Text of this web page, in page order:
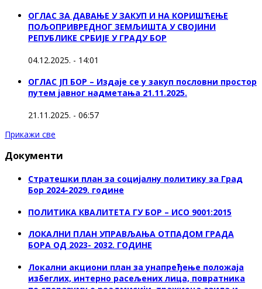
ОГЛАС ЗА ДАВАЊЕ У ЗАКУП И НА КОРИШЋЕЊЕ
ПОЉОПРИВРЕДНОГ ЗЕМЉИШТА У СВОЈИНИ
РЕПУБЛИКЕ СРБИЈЕ У ГРАДУ БОР
04.12.2025. - 14:01
ОГЛАС ЈП БОР – Издаје се у закуп пословни простор
путем јавног надметања 21.11.2025.
21.11.2025. - 06:57
Прикажи све
Документи
Стратешки план за социјалну политику за Град
Бор 2024-2029. године
ПОЛИТИКА КВАЛИТЕТА ГУ БОР – ИСО 9001:2015
ЛОКАЛНИ ПЛАН УПРАВЉАЊА ОТПАДОМ ГРАДА
БОРА ОД 2023- 2032. ГОДИНЕ
Локални акциони план за унапређење положаја
избеглих, интерно расељених лица, повратника